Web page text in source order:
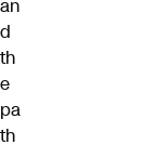
an
d
th
e
pa
th